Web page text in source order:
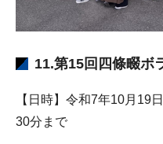
11.第15回四條畷ボ
【日時】令和7年10月19
30分まで